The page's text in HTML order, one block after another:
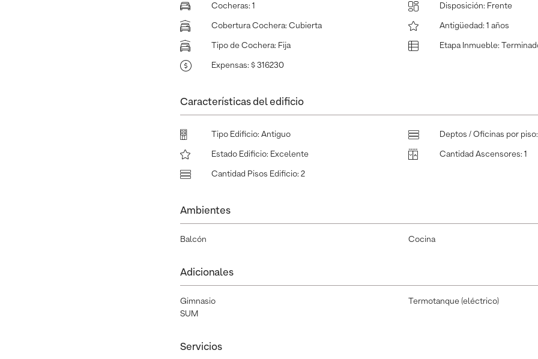
Cocheras: 1
Cobertura Cochera: Cubierta
Tipo de Cochera: Fija
Expensas: $ 316230
Disposición: Frente
Antigüedad: 1 años
Etapa Inmueble:
Características del edificio
Tipo Edificio: Antiguo
Estado Edificio: Excelente
Cantidad Pisos Edificio: 2
Deptos / Oficinas por piso:
Cantidad Ascensores: 1
Ambientes
Balcón Cocina
Adicionales
Gimnasio
SUM
Termotanque (eléctrico)
Servicios